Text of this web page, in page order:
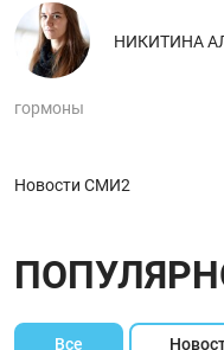
НИКИТИНА
гормоны
Новости СМИ2
Все